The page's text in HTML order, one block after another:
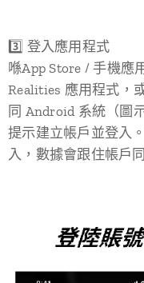
3️⃣ 登入應用程式
喺App Store / 手機應
Realities 應用程式，
同 Android 系統（圖
提示建立帳戶並登入
入，數據會跟住帳戶